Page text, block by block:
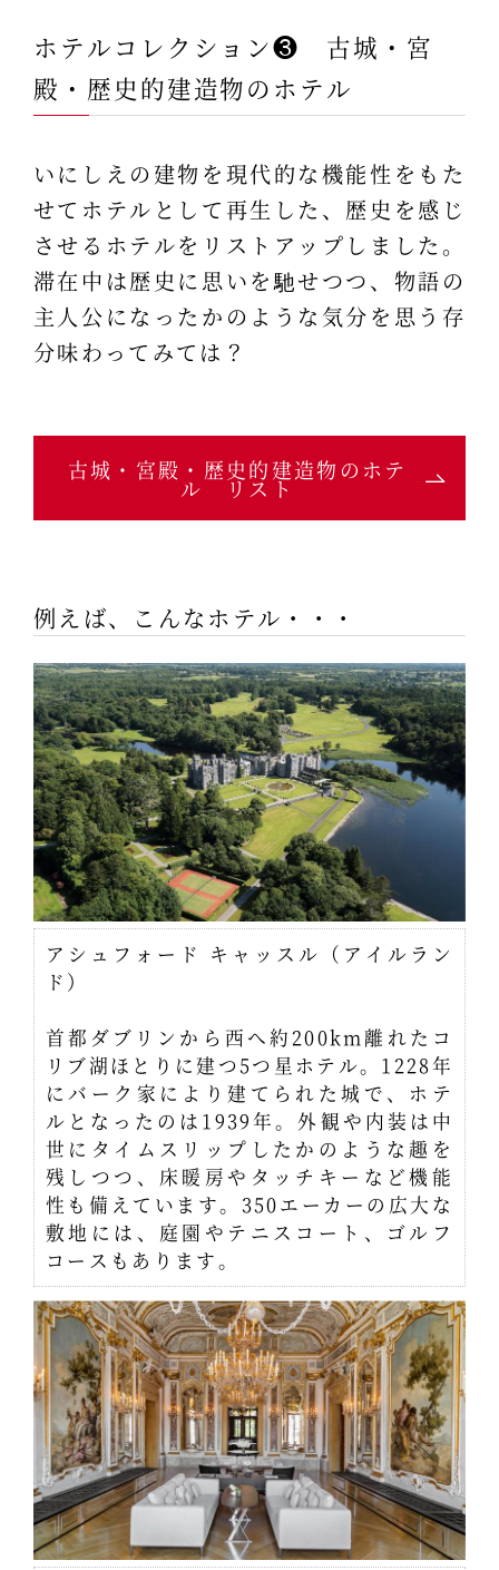
ホテルコレクション❸ 古城・宮
殿・歴史的建造物のホテル
いにしえの建物を現代的な機能性をもた
せてホテルとして再生した、歴史を感じ
させるホテルをリストアップしました。
滞在中は歴史に思いを馳せつつ、物語の
主人公になったかのような気分を思う存
分味わってみては？
古城・宮殿・歴史的建造物のホテ
ル リスト
例えば、こんなホテル・・・
アシュフォード キャッスル（アイルラン
ド）
首都ダブリンから西へ約200km離れたコ
リブ湖ほとりに建つ5つ星ホテル。1228年
にバーク家により建てられた城で、ホテ
ルとなったのは1939年。外観や内装は中
世にタイムスリップしたかのような趣を
残しつつ、床暖房やタッチキーなど機能
性も備えています。350エーカーの広大な
敷地には、庭園やテニスコート、ゴルフ
コースもあります。